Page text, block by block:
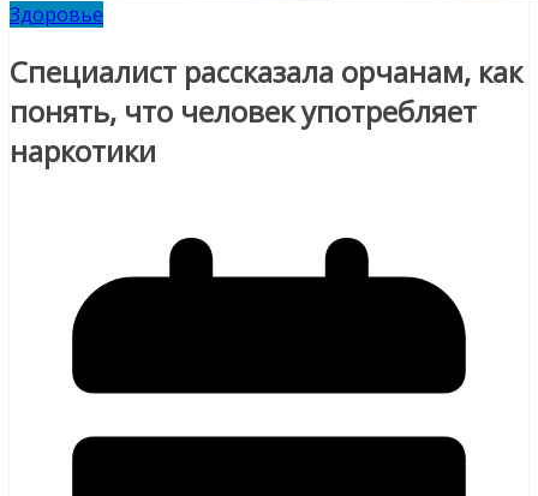
Здоровье
Специалист рассказала орчанам, как
понять, что человек употребляет
наркотики